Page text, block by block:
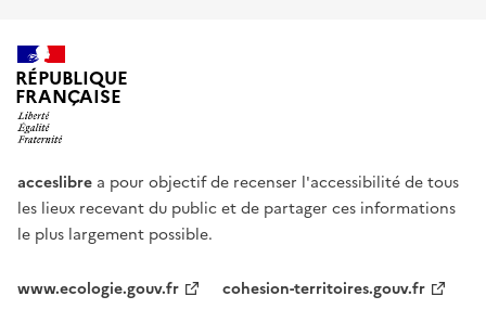
RÉPUBLIQUE
FRANÇAISE
acceslibre a pour objectif de recenser l'accessibilité de tous
les lieux recevant du public et de partager ces informations
le plus largement possible.
www.ecologie.gouv.fr
cohesion-territoires.gouv.fr